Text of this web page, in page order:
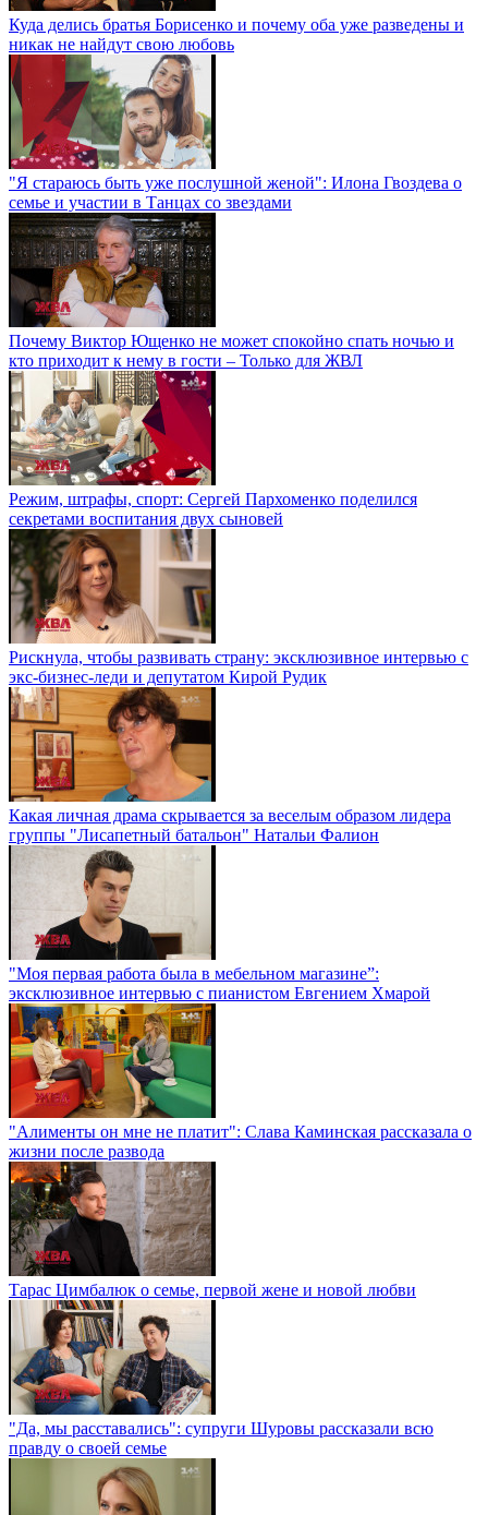
Куда делись братья Борисенко и почему оба уже разведены и
никак не найдут свою любовь
"Я стараюсь быть уже послушной женой": Илона Гвоздева о
семье и участии в Танцах со звездами
Почему Виктор Ющенко не может спокойно спать ночью и
кто приходит к нему в гости – Только для ЖВЛ
Режим, штрафы, спорт: Сергей Пархоменко поделился
секретами воспитания двух сыновей
Рискнула, чтобы развивать страну: эксклюзивное интервью с
экс-бизнес-леди и депутатом Кирой Рудик
Какая личная драма скрывается за веселым образом лидера
группы "Лисапетный батальон" Натальи Фалион
"Моя первая работа была в мебельном магазине”:
эксклюзивное интервью с пианистом Евгением Хмарой
"Алименты он мне не платит": Слава Каминская рассказала о
жизни после развода
Тарас Цимбалюк о семье, первой жене и новой любви
"Да, мы расставались": супруги Шуровы рассказали всю
правду о своей семье